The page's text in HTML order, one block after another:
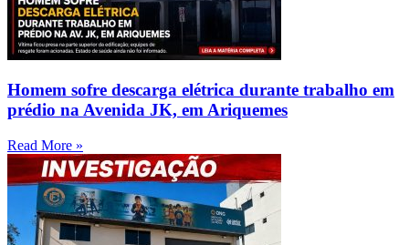
Homem sofre descarga elétrica durante trabalho em
prédio na Avenida JK, em Ariquemes
Read More »